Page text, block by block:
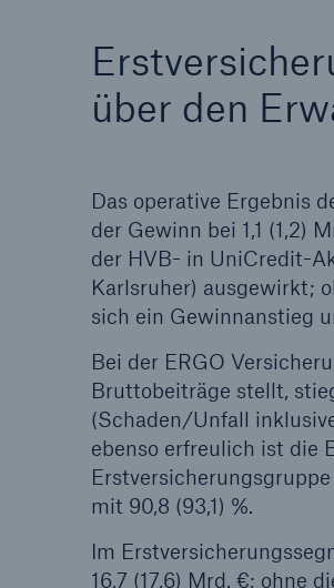
über den
Das operative Ergebnis
der Gewinn bei 1,1 (1,2)
der HVB- in UniCredit-
Karlsruher) ausgewirkt;
sich ein Gewinnanstieg
Bei der ERGO
Bruttobeiträge stellt,
(Schaden/Unfall
ebenso erfreulich ist die
mit 90,8 (93,1) %.
Im
16,7 (17,6) Mrd. €; ohne